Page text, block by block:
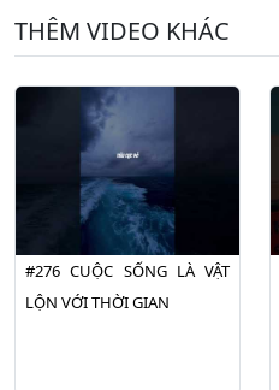
THÊM VIDEO KHÁC
#276 CUỘC SỐNG LÀ VẬT
LỘN VỚI THỜI GIAN